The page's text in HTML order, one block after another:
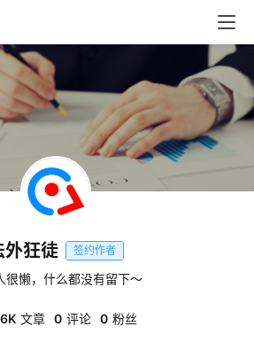
外狂徒 签约作者
很懒，什么都没有留下～
文章 0 评论 0 粉丝